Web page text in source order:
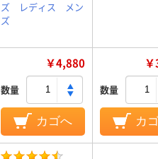
ズ レディス メン
ズ
￥4,880
数量
カゴへ
数量
カ